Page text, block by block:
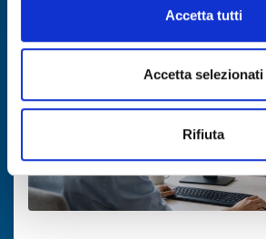
Accetta tutti
Accetta selezionati
Rifiuta
Scade il13 marzo 2027